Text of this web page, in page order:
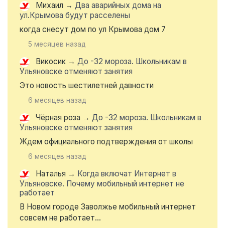
Михаил → Два аварийных дома на
ул.Крымова будут расселены
когда снесут дом по ул Крымова дом 7
5 месяцев назад
Викосик → До -32 мороза. Школьникам в
Ульяновске отменяют занятия
Это новость шестилетней давности
6 месяцев назад
Чёрная роза → До -32 мороза. Школьникам в
Ульяновске отменяют занятия
Ждем официального подтверждения от школы
6 месяцев назад
Наталья → Когда включат Интернет в
Ульяновске. Почему мобильный интернет не
работает
В Новом городе Заволжье мобильный интернет
совсем не работает...